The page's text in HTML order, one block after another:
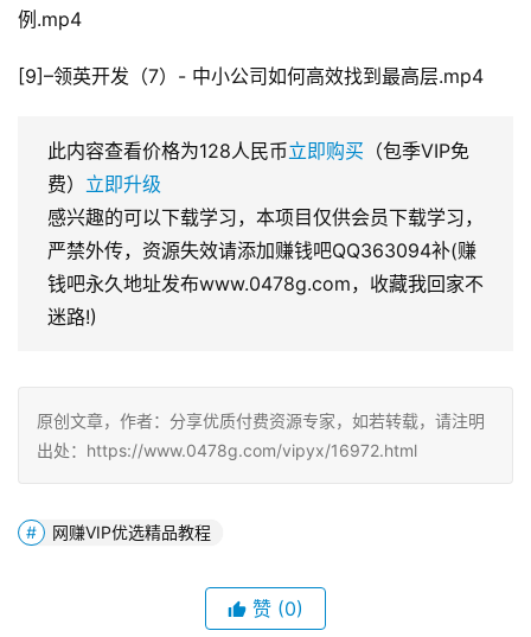
例.mp4
[9]–领英开发（7）- 中小公司如何高效找到最高层.mp4
此内容查看价格为128人民币立即购买 （包季VIP免
费） 立即升级
感兴趣的可以下载学习，本项目仅供会员下载学习，
严禁外传，资源失效请添加赚钱吧QQ363094补(赚
钱吧永久地址发布www.0478g.com，收藏我回家不
迷路!)
原创文章，作者：分享优质付费资源专家，如若转载，请注明
出处：https://www.0478g.com/vipyx/16972.html
网赚VIP优选精品教程
赞 (0)